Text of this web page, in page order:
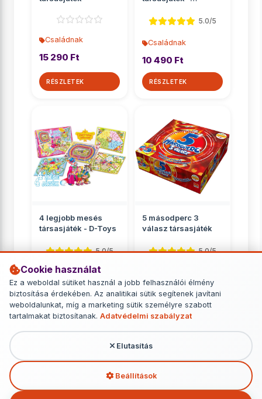
Cookie használat
Ez a weboldal sütiket használ a jobb felhasználói élmény
biztosítása érdekében. Az analitikai sütik segítenek javítani
weboldalunkat, míg a marketing sütik személyre szabott
tartalmakat biztosítanak. Adatvédelmi szabályzat
Elutasítás
Beállítások
Családnak
15 290 Ft
RÉSZLETEK
5.0/5
Családnak
10 490 Ft
RÉSZLETEK
4 legjobb mesés
társasjáték - D-Toys
5.0/5
Családnak
2 799 Ft
RÉSZLETEK
5 másodperc 3
válasz társasjáték
5.0/5
6 749 Ft
RÉSZLETEK
További termékek - Családnak